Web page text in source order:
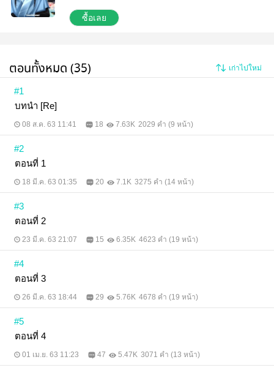
นี้ไม่เหมาะสำหรับนักอ่านที่ชอบอ่านเนื้อเรื่องเป็นหลัก
ช่วงท้ายอาจมีออกทะเลไปบ้าง เน้นคู่คนอื่นเยอะกว่า
ซื้อเลย
ตอนทั้งหมด (35) เก่าไปใหม่
#1
บทนำ [Re]
08 ส.ค. 63 11:41 18 7.63K 2029 คำ (9 หน้า)
#2
ตอนที่ 1
18 มี.ค. 63 01:35 20 7.1K 3275 คำ (14 หน้า)
#3
ตอนที่ 2
23 มี.ค. 63 21:07 15 6.35K 4623 คำ (19 หน้า)
#4
ตอนที่ 3
26 มี.ค. 63 18:44 29 5.76K 4678 คำ (19 หน้า)
#5
ตอนที่ 4
01 เม.ย. 63 11:23 47 5.47K 3071 คำ (13 หน้า)